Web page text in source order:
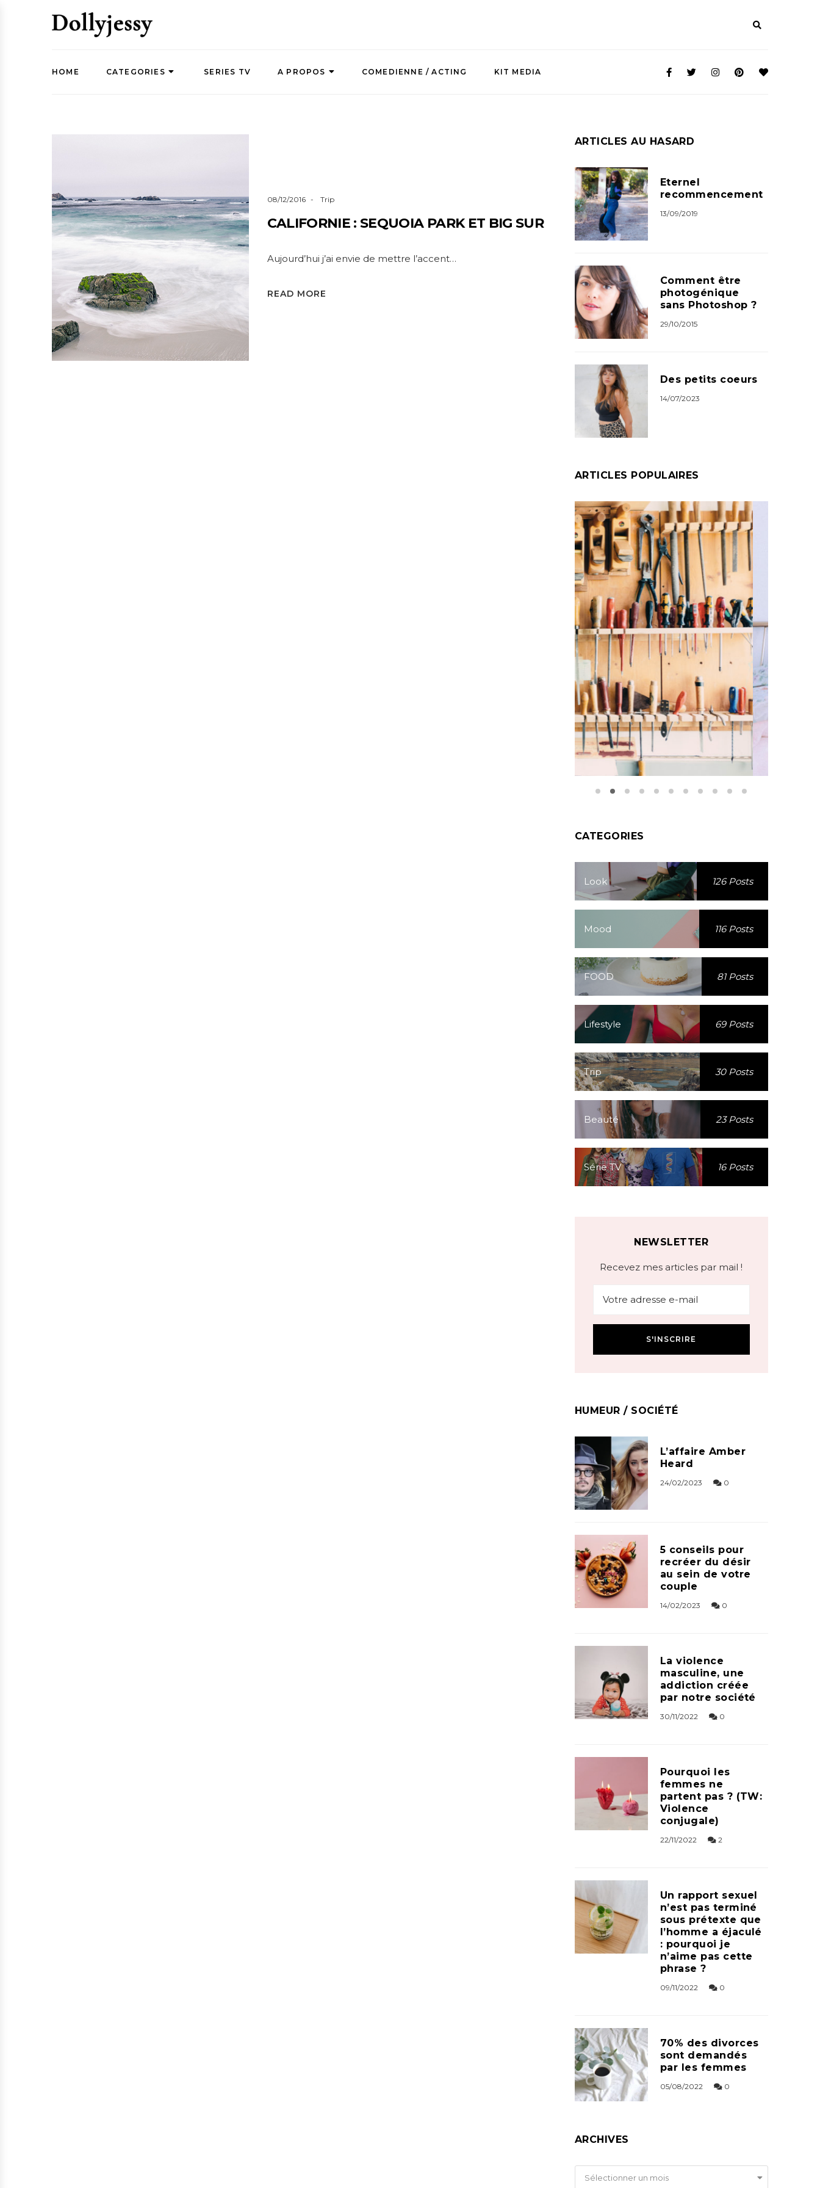
HOME CATEGORIES SERIES TV A PROPOS COMEDIENNE / ACTING KIT MEDIA
08/12/2016 Trip
CALIFORNIE : SEQUOIA PARK ET BIG SUR
Aujourd’hui j’ai envie de mettre l’accent…
READ MORE
ARTICLES AU HASARD
Eternel
recommencement
13/09/2019
Comment être
photogénique
sans Photoshop ?
29/10/2015
Des petits coeurs
14/07/2023
ARTICLES POPULAIRES
CATEGORIES
Look 126 Posts
Mood 116 Posts
FOOD 81 Posts
Lifestyle 69 Posts
Trip 30 Posts
Beauté 23 Posts
Série TV 16 Posts
NEWSLETTER
Recevez mes articles par mail !
HUMEUR / SOCIÉTÉ
L’affaire Amber
Heard
24/02/2023 0
5 conseils pour
recréer du désir
au sein de votre
couple
14/02/2023 0
La violence
masculine, une
addiction créée
par notre société
30/11/2022 0
Pourquoi les
femmes ne
partent pas ? (TW:
Violence
conjugale)
22/11/2022 2
Un rapport sexuel
n’est pas terminé
sous prétexte que
l’homme a éjaculé
: pourquoi je
n’aime pas cette
phrase ?
09/11/2022 0
70% des divorces
sont demandés
par les femmes
05/08/2022 0
ARCHIVES
Archives
Sélectionner un mois